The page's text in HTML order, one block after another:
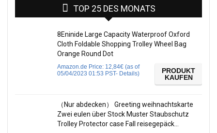
TOP 25 DES MONATS
8Eninide Large Capacity Waterproof Oxford
Cloth Foldable Shopping Trolley Wheel Bag
Orange Round Dot
Amazon.de Price: 12,84€ (as of
05/04/2023 01:53 PST- Details)
PRODUKT
KAUFEN
（Nur abdecken） Greeting weihnachtskarte
Zwei eulen über Stock Muster Staubschutz
Trolley Protector case Fall reisegepäck…